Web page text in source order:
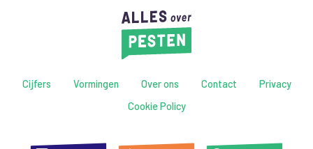
Cijfers Vormingen Over ons Contact
Privacy
Cookie Policy